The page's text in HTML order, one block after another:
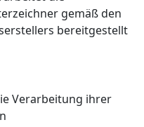
gemäß den
bereitgestellt
Verarbeitung ihrer